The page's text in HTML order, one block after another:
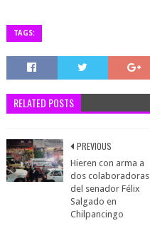
TAGS:
RELATED POSTS
PREVIOUS
Hieren con arma a
dos colaboradoras
del senador Félix
Salgado en
Chilpancingo